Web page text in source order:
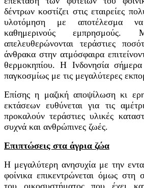
δέντρων κοστίζει στις εταιρείες
υλοτόμηση με αποτέλεσμα
καθημερινούς
απελευθερώνονται τεράστιες
άνθρακα στην ατμόσφαιρα
θερμοκηπίου. Η Ινδονησία
παγκοσμίως με τις μεγαλύτερες
Επίσης η μαζική αποψίλωση κι
εκτάσεων ευθύνεται για τις
προκαλούν τεράστιες υλικές
συχνά και ανθρώπινες ζωές.
Επιπτώσεις στα άγρια ζώα
Η μεγαλύτερη ανησυχία με την
φοίνικα επικεντρώνεται όμως στη